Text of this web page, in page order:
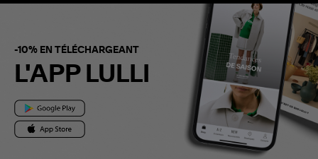
-10% EN TÉLÉCHARGEANT
L'APP LULLI